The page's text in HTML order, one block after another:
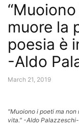
muore la
poesia è
-Aldo
March 21, 2019
"Muoiono i poeti ma non
vita." -Aldo Palazzeschi-